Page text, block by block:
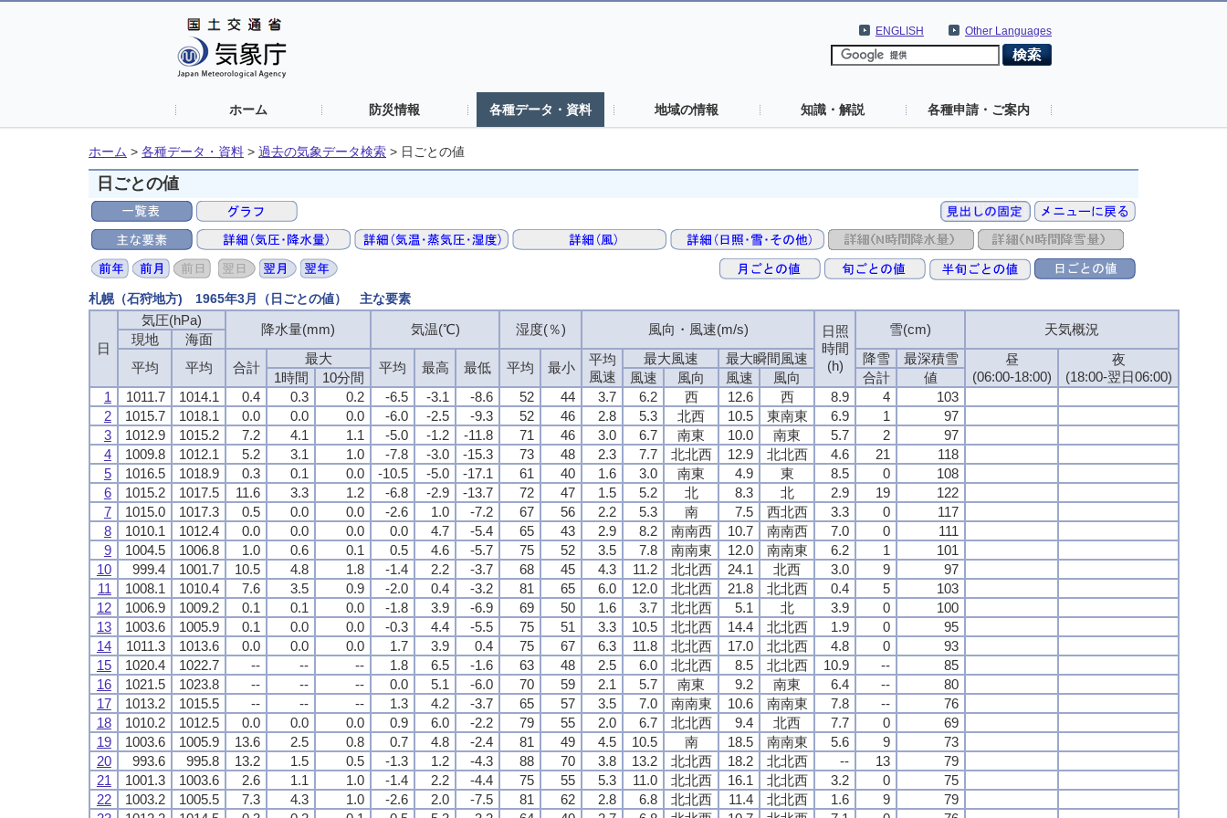
Other Languages
ENGLISH
ホーム 防災情報 各種データ・資料 地域の情報 知識・解説 各種申請・ご案内
ホーム > 各種データ・資料 > 過去の気象データ検索 > 日ごとの値
日ごとの値
札幌（石狩地方) 1965年3月（日ごとの値） 主な要素
日
気圧(hPa)
降水量(mm) 気温(℃) 湿度(％) 風向・風速(m/s)
日照
時間
(h)
雪(cm) 天気概況
現地
海面
平均
平均 合計
最大
平均 最高 最低 平均 最小
平均
風速
最大風速 最大瞬間風速 降雪 最深積雪
昼
(06:00-18:00)
夜
(18:00-翌日06:00)
1時間 10分間 風速 風向 風速 風向 合計
値
1
1011.7 1014.1 0.4 0.3 0.2 -6.5 -3.1 -8.6 52 44 3.7 6.2 西 12.6 西 8.9 4
103
2
1015.7 1018.1 0.0 0.0 0.0 -6.0 -2.5 -9.3 52 46 2.8 5.3 北西 10.5 東南東 6.9 1
97
3
1012.9 1015.2 7.2 4.1 1.1 -5.0 -1.2 -11.8 71 46 3.0 6.7 南東 10.0 南東 5.7 2
97
4
1009.8 1012.1 5.2 3.1 1.0 -7.8 -3.0 -15.3 73 48 2.3 7.7 北北西 12.9 北北西 4.6 21
118
5
1016.5 1018.9 0.3 0.1 0.0 -10.5 -5.0 -17.1 61 40 1.6 3.0 南東 4.9 東 8.5 0
108
6
1015.2 1017.5 11.6 3.3 1.2 -6.8 -2.9 -13.7 72 47 1.5 5.2 北 8.3 北 2.9 19
122
7
1015.0 1017.3 0.5 0.0 0.0 -2.6 1.0 -7.2 67 56 2.2 5.3 南 7.5 西北西 3.3 0
117
8
1010.1 1012.4 0.0 0.0 0.0 0.0 4.7 -5.4 65 43 2.9 8.2 南南西 10.7 南南西 7.0 0
111
9
1004.5 1006.8 1.0 0.6 0.1 0.5 4.6 -5.7 75 52 3.5 7.8 南南東 12.0 南南東 6.2 1
101
10
999.4 1001.7 10.5 4.8 1.8 -1.4 2.2 -3.7 68 45 4.3 11.2 北北西 24.1 北西 3.0 9
97
11
1008.1 1010.4 7.6 3.5 0.9 -2.0 0.4 -3.2 81 65 6.0 12.0 北北西 21.8 北北西 0.4 5
103
12
1006.9 1009.2 0.1 0.1 0.0 -1.8 3.9 -6.9 69 50 1.6 3.7 北北西 5.1 北 3.9 0
100
13
1003.6 1005.9 0.1 0.0 0.0 -0.3 4.4 -5.5 75 51 3.3 10.5 北北西 14.4 北北西 1.9 0
95
14
1011.3 1013.6 0.0 0.0 0.0 1.7 3.9 0.4 75 67 6.3 11.8 北北西 17.0 北北西 4.8 0
93
15
1020.4 1022.7 -- -- -- 1.8 6.5 -1.6 63 48 2.5 6.0 北北西 8.5 北北西 10.9 --
85
16
1021.5 1023.8 -- -- -- 0.0 5.1 -6.0 70 59 2.1 5.7 南東 9.2 南東 6.4 --
80
17
1013.2 1015.5 -- -- -- 1.3 4.2 -3.7 65 57 3.5 7.0 南南東 10.6 南南東 7.8 --
76
18
1010.2 1012.5 0.0 0.0 0.0 0.9 6.0 -2.2 79 55 2.0 6.7 北北西 9.4 北西 7.7 0
69
19
1003.6 1005.9 13.6 2.5 0.8 0.7 4.8 -2.4 81 49 4.5 10.5 南 18.5 南南東 5.6 9
73
20
993.6 995.8 13.2 1.5 0.5 -1.3 1.2 -4.3 88 70 3.8 13.2 北北西 18.2 北北西 -- 13
79
21
1001.3 1003.6 2.6 1.1 1.0 -1.4 2.2 -4.4 75 55 5.3 11.0 北北西 16.1 北北西 3.2 0
75
22
1003.2 1005.5 7.3 4.3 1.0 -2.6 2.0 -7.5 81 62 2.8 6.8 北北西 11.4 北北西 1.6 9
79